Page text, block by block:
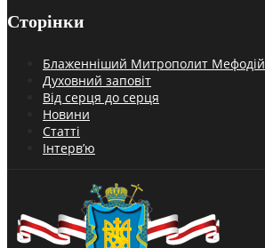
Сторінки
Блаженніший Митрополит Мефодій
Духовний заповіт
Від серця до серця
Новини
Статті
Інтерв’ю